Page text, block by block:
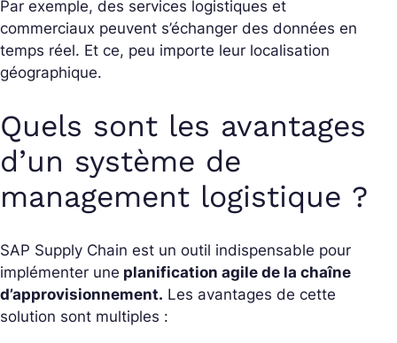
Par exemple, des services logistiques et
commerciaux peuvent s’échanger des données en
temps réel. Et ce, peu importe leur localisation
géographique.
Quels sont les avantages
d’un système de
management logistique ?
SAP Supply Chain est un outil indispensable pour
implémenter une planification agile de la chaîne
d’approvisionnement. Les avantages de cette
solution sont multiples :